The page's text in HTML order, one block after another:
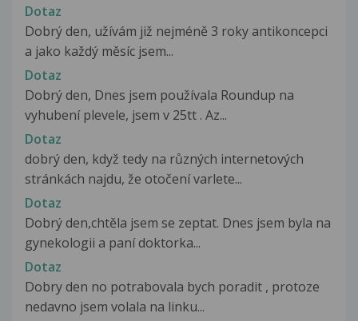
Dotaz
Dobrý den, užívám již nejméně 3 roky antikoncepci
a jako každý měsíc jsem...
Dotaz
Dobrý den, Dnes jsem používala Roundup na
vyhubení plevele, jsem v 25tt . Az...
Dotaz
dobrý den, když tedy na různých internetových
stránkách najdu, že otočení varlete...
Dotaz
Dobrý den,chtěla jsem se zeptat. Dnes jsem byla na
gynekologii a paní doktorka...
Dotaz
Dobry den no potrabovala bych poradit , protoze
nedavno jsem volala na linku...